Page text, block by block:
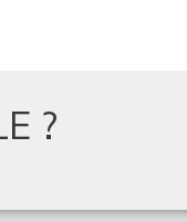
?